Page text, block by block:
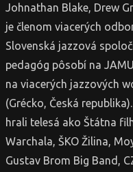
Johnathan Blake, Drew
je členom viacerých
Slovenská jazzová
pedagóg pôsobí na
na viacerých jazzových
(Grécko, Česká
hrali telesá ako Štátna
Warchala, ŠKO Žilina,
Gustav Brom Big Band,